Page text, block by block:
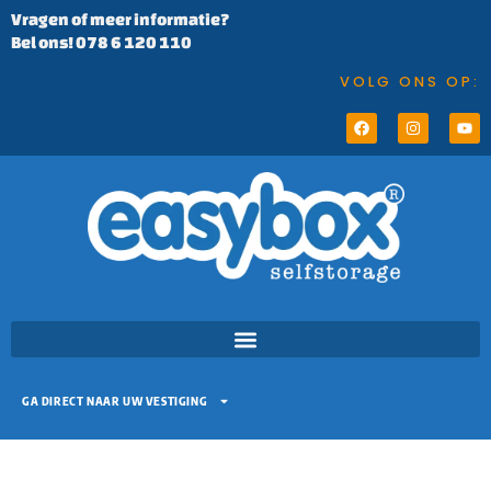
Vragen of meer informatie?
Bel ons! 078 6 120 110
VOLG ONS OP:
GA DIRECT NAAR UW VESTIGING